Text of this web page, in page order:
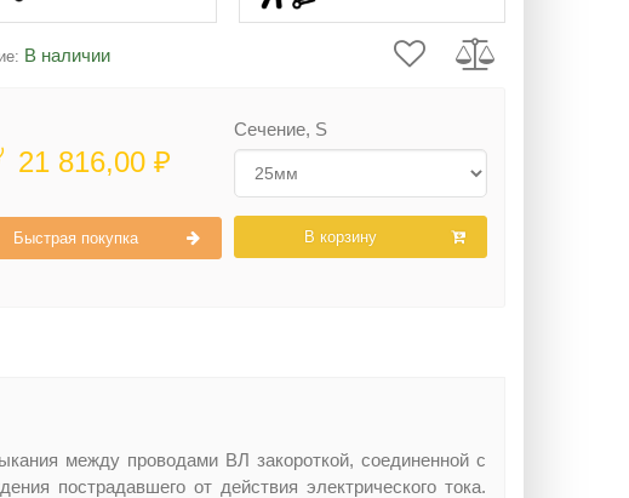
В наличии
21 816,00 ₽
Быстрая покупка
Сечение, S
В корзину
между проводами ВЛ закороткой, соединенной с
пострадавшего от действия электрического тока.